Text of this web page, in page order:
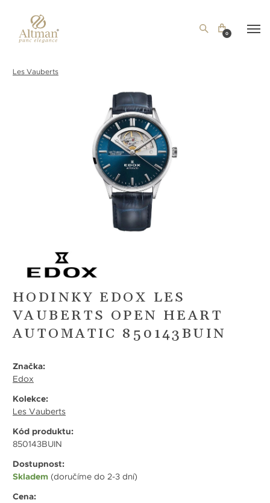
0
Les Vauberts
HODINKY EDOX LES
VAUBERTS OPEN HEART
AUTOMATIC 850143BUIN
Značka:
Edox
Kolekce:
Les Vauberts
Kód produktu:
850143BUIN
Dostupnost:
Skladem (doručíme do 2-3 dní)
Cena: